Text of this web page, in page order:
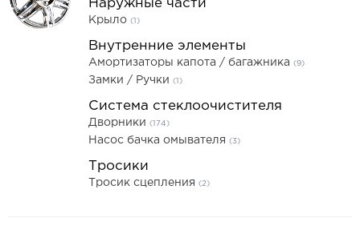
Наружные части
Крыло (1)
Внутренние элементы
Амортизаторы капота / багажника (9)
Замки / Ручки (1)
Система стеклоочистителя
Дворники (174)
Насос бачка омывателя (3)
Тросики
Тросик сцепления (2)